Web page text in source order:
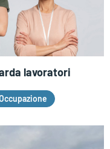
lavoratori